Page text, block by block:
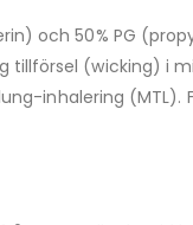
och 50% PG
(wicking) i
inhalering (MTL).